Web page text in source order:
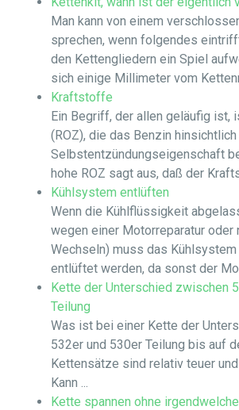
Man kann von einem
sprechen, wenn folgendes
den Kettengliedern ein Spiel
sich einige Millimeter vom
Kraftstoffe
Ein Begriff, der allen geläufig ist,
(ROZ), die das Benzin
Selbstentzündungseigenschaft
hohe ROZ sagt aus, daß der
Kühlsystem entlüften
Wenn die Kühlflüssigkeit
wegen einer Motorreparatur oder
Wechseln) muss das Kühlsystem
entlüftet werden, da sonst der
Kette der Unterschied zwischen
Teilung
Was ist bei einer Kette der
532er und 530er Teilung bis auf
Kettensätze sind relativ teuer
Kann ...
Kette spannen ohne irgendwelche